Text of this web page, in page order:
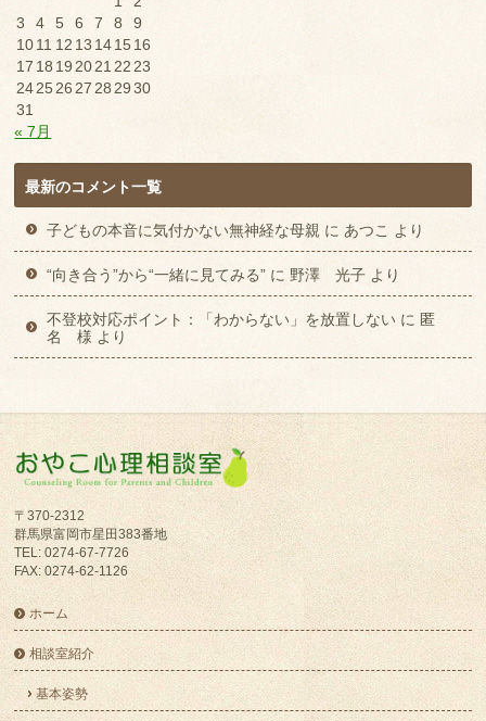
3
4 5 6 7 8
9
1011 12 13 141516
17 18 19 202122 23
242526 27 28 29 30
31
« 7月
最新のコメント一覧
子どもの本音に気付かない無神経な母親 にあつこ より
“向き合う”から“一緒に見てみる” に 野澤 光子 より
不登校対応ポイント：「わからない」を放置しない に 匿
名 様 より
〒370-2312
群馬県富岡市星田383番地
TEL: 0274-67-7726
FAX: 0274-62-1126
ホーム
相談室紹介
基本姿勢